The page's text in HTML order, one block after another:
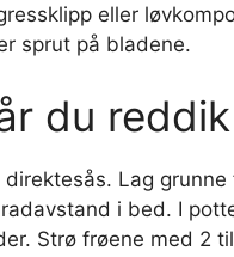
eller
sprut på bladene.
du reddik
direktesås. Lag
i bed. I
Strø frøene med 2